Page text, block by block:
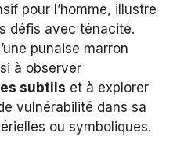
pour l’homme, illustre
défis avec ténacité.
punaise marron
à observer
subtils et à explorer
vulnérabilité dans sa
ou symboliques.